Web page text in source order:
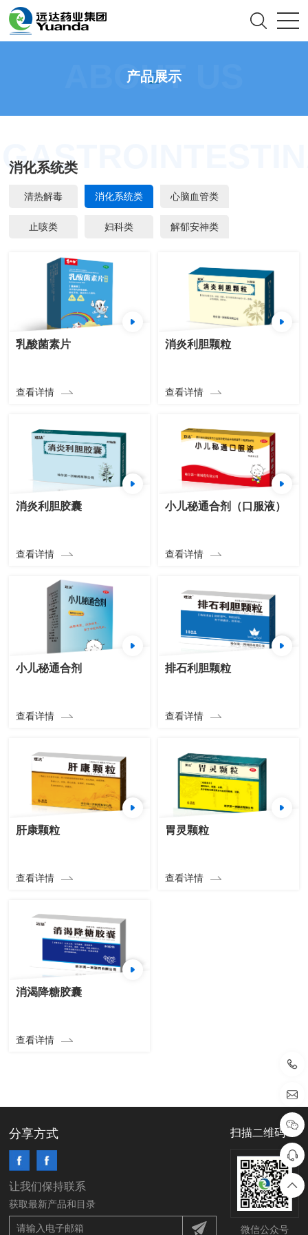
产品展示
ABOUT US
消化系统类
清热解毒 消化系统类 心脑血管类
止咳类 妇科类 解郁安神类
乳酸菌素片
查看详情
消炎利胆颗粒
查看详情
消炎利胆胶囊
查看详情
小儿秘通合剂（口服液）
查看详情
小儿秘通合剂
查看详情
排石利胆颗粒
查看详情
肝康颗粒
查看详情
胃灵颗粒
查看详情
消渴降糖胶囊
查看详情
扫描二维码
微信公众号
分享方式
让我们保持联系
获取最新产品和目录